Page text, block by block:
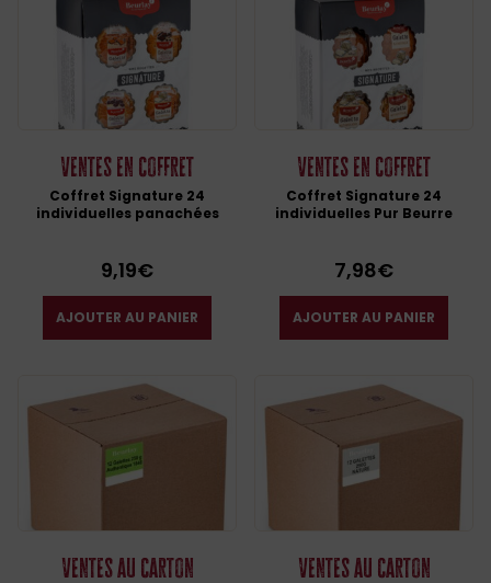
Ventes en coffret
Coffret Signature 24
individuelles panachées
9,19€
AJOUTER AU PANIER
Ventes en coffret
Coffret Signature 24
individuelles Pur Beurre
7,98€
AJOUTER AU PANIER
Ventes au carton Ventes au carton